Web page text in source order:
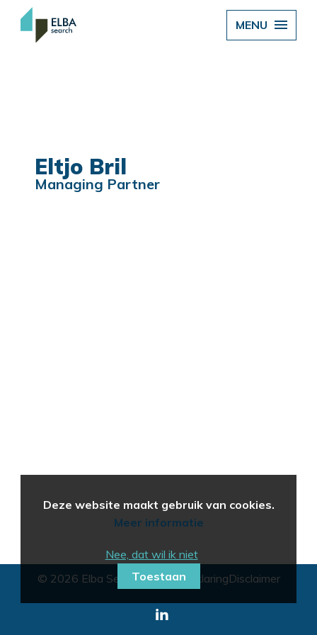
MENU
Eltjo Bril
Managing Partner
© 2026 Elba SearchPrivacyverklaringDisclaimer
Deze website maakt gebruik van cookies.
Meer informatie
Nee, dat wil ik niet
Toestaan